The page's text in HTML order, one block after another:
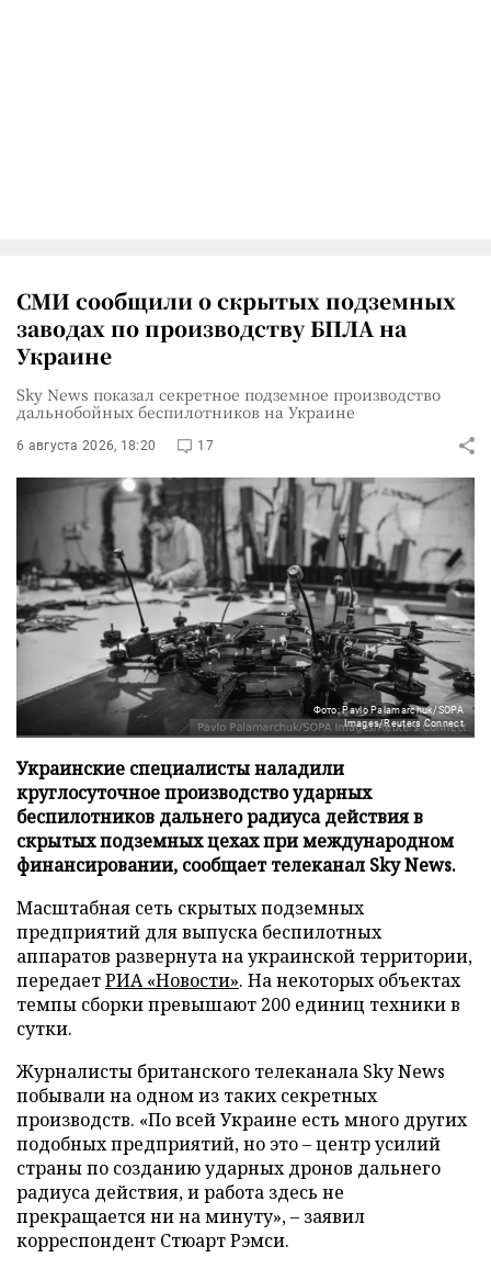
СМИ сообщили о скрытых подземных
заводах по производству БПЛА на
Украине
Sky News показал секретное подземное производство
дальнобойных беспилотников на Украине
6 августа 2026, 18:20 17
Фото: Pavlo Palamarchuk/SOPA
Images/Reuters Connect
Украинские специалисты наладили
круглосуточное производство ударных
беспилотников дальнего радиуса действия в
скрытых подземных цехах при международном
финансировании, сообщает телеканал Sky News.
Масштабная сеть скрытых подземных
предприятий для выпуска беспилотных
аппаратов развернута на украинской территории,
передаетРИА «Новости». На некоторых объектах
темпы сборки превышают 200 единиц техники в
сутки.
Журналисты британского телеканала Sky News
побывали на одном из таких секретных
производств. «По всей Украине есть много других
подобных предприятий, но это – центр усилий
страны по созданию ударных дронов дальнего
радиуса действия, и работа здесь не
прекращается ни на минуту», – заявил
корреспондент Стюарт Рэмси.